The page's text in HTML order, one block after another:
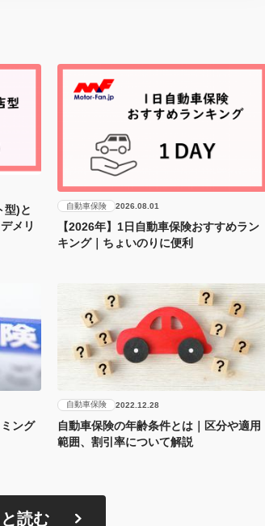
型)と
メリ
自動車保険 2026.08.01
【2026年】1日自動車保険おすすめラン
キング｜ちょいのりに便利
ング
自動車保険 2022.12.28
自動車保険の年齢条件とは｜区分や適用
範囲、割引率について解説
読む